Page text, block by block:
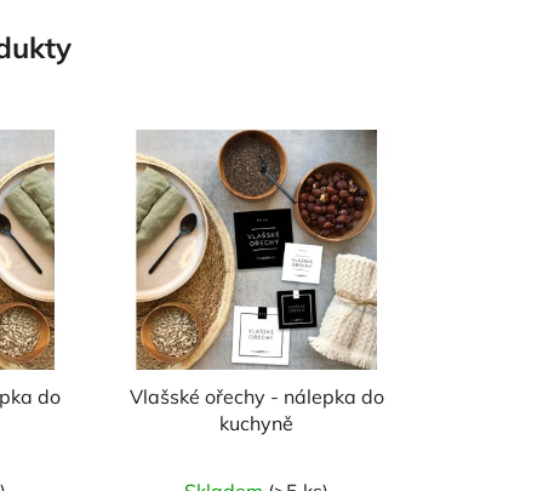
do
Vlašské ořechy - nálepka do
kuchyně